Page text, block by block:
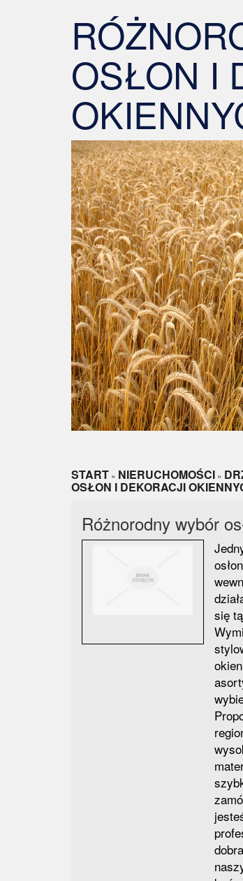
OSŁON I
START » NIERUCHOMOŚCI »
OSŁON I DEKORACJI
Różnorodny wybór
się